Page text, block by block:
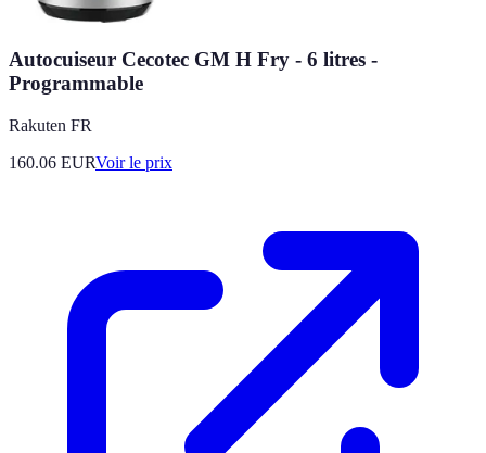
Autocuiseur Cecotec GM H Fry - 6 litres -
Programmable
Rakuten FR
160.06 EURVoir le prix